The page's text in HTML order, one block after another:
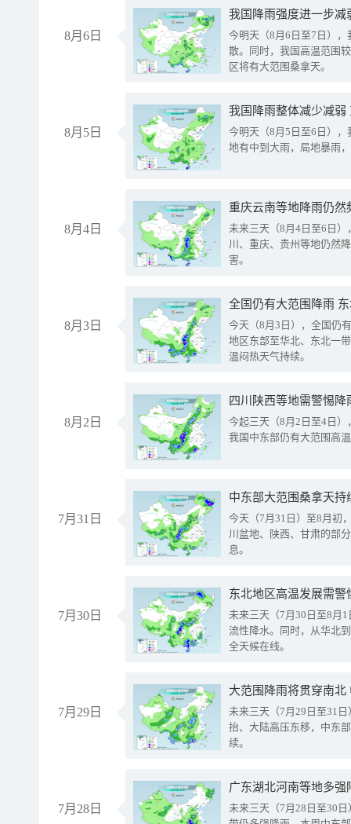
8月6日
今明天（8月6日至7日）
散。同时，我国高温范围
区将有大范围桑拿天。
8月5日
我国降雨整体减少减弱
今明天（8月5日至6日）
地有中到大雨，局地暴雨
8月4日
重庆云南等地降雨仍然
未来三天（8月4日至6日
川、重庆、贵州等地仍然
害。
8月3日
全国仍有大范围降雨
今天（8月3日），全国仍
地区东部至华北、东北一
温闷热天气持续。
8月2日
今起三天（8月2日至4日
我国中东部仍有大范围高
7月31日
中东部大范围桑拿天
今天（7月31日）至8月初
川盆地、陕西、甘肃的部
息。
7月30日
东北地区高温发展需
未来三天（7月30日至8月
流性降水。同时，从华北
全天候在线。
7月29日
大范围降雨将贯穿南
未来三天（7月29日至31
抬、大陆高压东移，中东
续。
7月28日
广东湖北河南等地多
未来三天（7月28日至30